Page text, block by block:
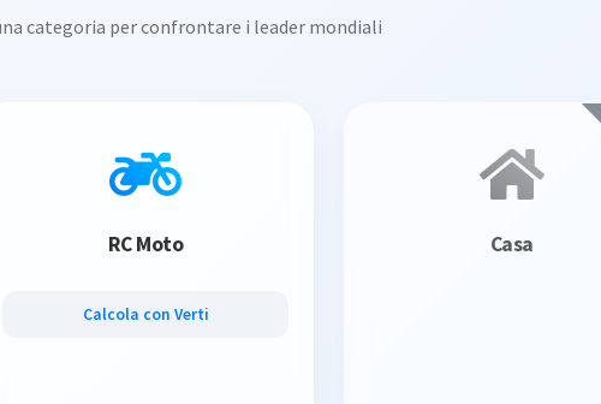
categoria per confrontare i leader mondiali
RC Moto
Calcola con Verti
Casa